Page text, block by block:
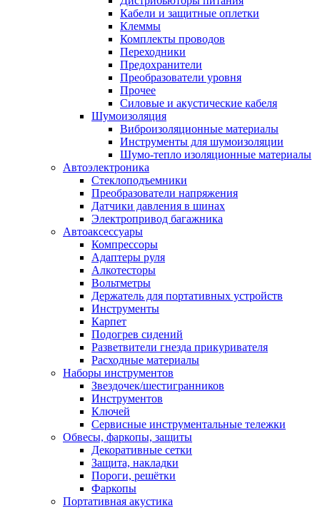
Кабели и защитные оплетки
Клеммы
Комплекты проводов
Переходники
Предохранители
Преобразователи уровня
Прочее
Силовые и акустические кабеля
Шумоизоляция
Виброизоляционные материалы
Инструменты для шумоизоляции
Шумо-тепло изоляционные материалы
Автоэлектроника
Стеклоподъемники
Преобразователи напряжения
Датчики давления в шинах
Электропривод багажника
Автоаксессуары
Компрессоры
Адаптеры руля
Алкотесторы
Вольтметры
Держатель для портативных устройств
Инструменты
Карпет
Подогрев сидений
Разветвители гнезда прикуривателя
Расходные материалы
Наборы инструментов
Звездочек/шестигранников
Инструментов
Ключей
Сервисные инструментальные тележки
Обвесы, фаркопы, защиты
Декоративные сетки
Защита, накладки
Пороги, решётки
Фаркопы
Портативная акустика